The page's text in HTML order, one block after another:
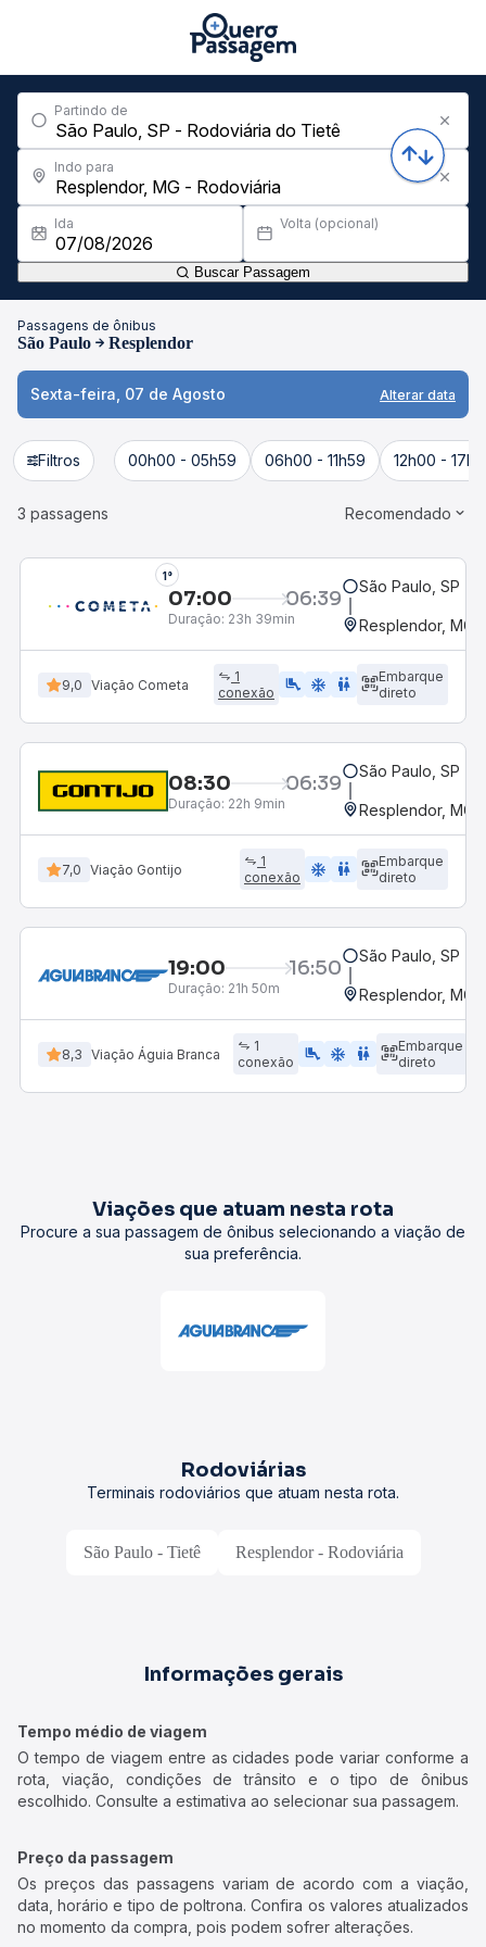
Partindo de
Indo para
Ida Volta (opcional)
Buscar Passagem
Passagens de ônibus
São Paulo Resplendor
Sexta-feira, 07 de Agosto Alterar data
Filtros 00h00 - 05h59 06h00 - 11h59 12h00 -
3 passagens Recomendado
1°
07:00 06:39
Duração: 23h 39min
São Paulo, SP -
Resplendor, MG
9,0 Viação Cometa
1
conexão
airline_seat_legroom_extra ac_unit WC
Embarque
direto
08:30 06:39
Duração: 22h 9min
São Paulo, SP -
Resplendor, MG
7,0 Viação Gontijo
1
conexão
ac_unit wc
Embarque
direto
19:00 16:50
Duração: 21h 50m
São Paulo, SP -
Resplendor, MG
8,3 Viação Águia Branca
1
conexão
airline_seat_legroom_extra ac_unit WC
Embarque
direto
Viações que atuam nesta rota
Procure a sua passagem de ônibus selecionando a viação de
sua preferência.
Rodoviárias
Terminais rodoviários que atuam nesta rota.
São Paulo - Tietê Resplendor - Rodoviária
Informações gerais
Tempo médio de viagem
O tempo de viagem entre as cidades pode variar conforme a
rota, viação, condições de trânsito e o tipo de ônibus
escolhido. Consulte a estimativa ao selecionar sua passagem.
Preço da passagem
Os preços das passagens variam de acordo com a viação,
data, horário e tipo de poltrona. Confira os valores atualizados
no momento da compra, pois podem sofrer alterações.